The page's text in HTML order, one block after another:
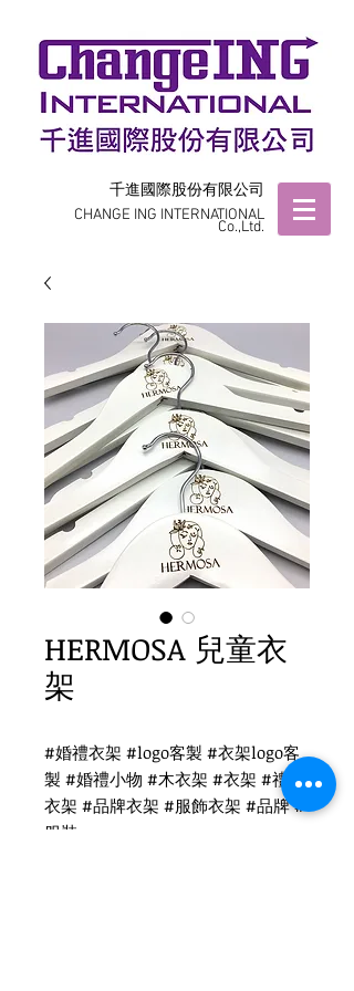
千進國際股份有限公司
CHANGE ING INTERNATIONAL
Co.,Ltd.
HERMOSA 兒童衣
架
#婚禮衣架 #logo客製 #衣架logo客
製 #婚禮小物 #木衣架 #衣架 #禮品
衣架 #品牌衣架 #服飾衣架 #品牌 #
服裝